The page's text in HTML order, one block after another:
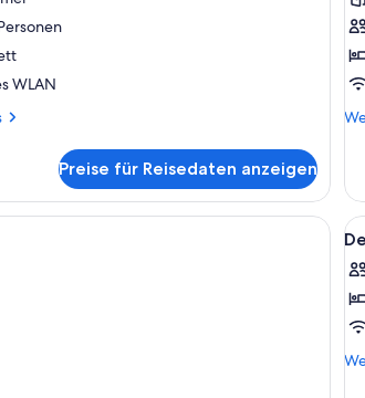
WLAN
Preise für Reisedaten anzeigen